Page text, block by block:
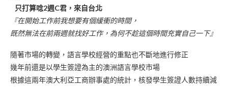
只打算唸2週C君，來自台北
『在開始工作前我想要有個緩衝的時間，
既然無法在前兩週就找好工作，為何不趁這個時間充實自己一下』
隨著市場的轉變，語言學校經營的重點也不斷地進行修正
幾年前還是以學生簽證為主的澳洲語言學校市場
根據這兩年澳大利亞工商辦事處的統計，核發學生簽證人數持續減